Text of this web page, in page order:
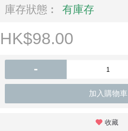
庫存狀態︰
有庫存
HK$98.00
-
加入購物車
收藏